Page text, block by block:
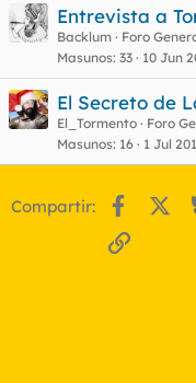
Entrevista a
Backlum
Foro
Masunos 33 10 Jun
El Secreto de
El_Tormento
Foro
Masunos 16 1 Jul
Compartir:
Enlace